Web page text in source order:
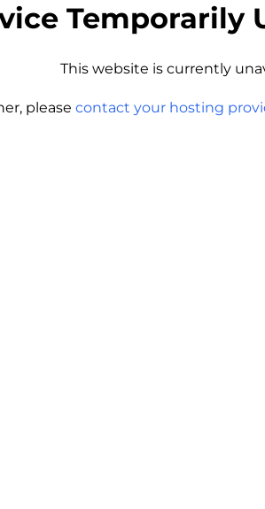
Temporarily
This website is currently
please contact your hosting